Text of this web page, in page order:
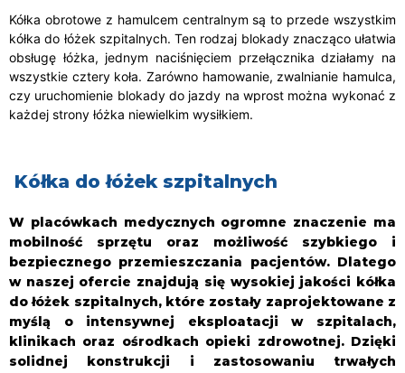
Kółka obrotowe z hamulcem centralnym są to przede wszystkim
kółka do łóżek szpitalnych. Ten rodzaj blokady znacząco ułatwia
obsługę łóżka, jednym naciśnięciem przełącznika działamy na
wszystkie cztery koła. Zarówno hamowanie, zwalnianie hamulca,
czy uruchomienie blokady do jazdy na wprost można wykonać z
każdej strony łóżka niewielkim wysiłkiem.
Kółka do łóżek szpitalnych
W placówkach medycznych ogromne znaczenie ma
mobilność sprzętu oraz możliwość szybkiego i
bezpiecznego przemieszczania pacjentów. Dlatego
w naszej ofercie znajdują się wysokiej jakości kółka
do łóżek szpitalnych, które zostały zaprojektowane z
myślą o intensywnej eksploatacji w szpitalach,
klinikach oraz ośrodkach opieki zdrowotnej. Dzięki
solidnej konstrukcji i zastosowaniu trwałych